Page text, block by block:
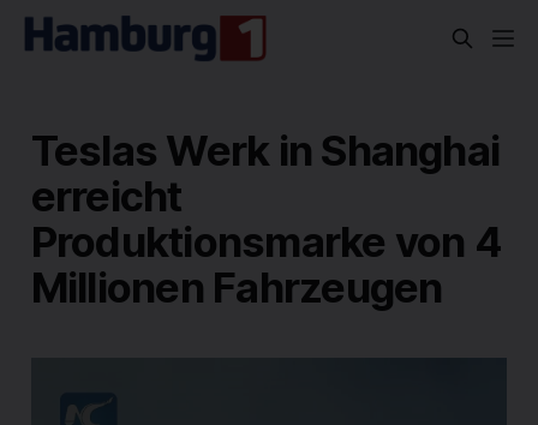
Teslas Werk in Shanghai
erreicht
Produktionsmarke von 4
Millionen Fahrzeugen